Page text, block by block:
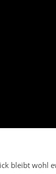
bleibt wohl